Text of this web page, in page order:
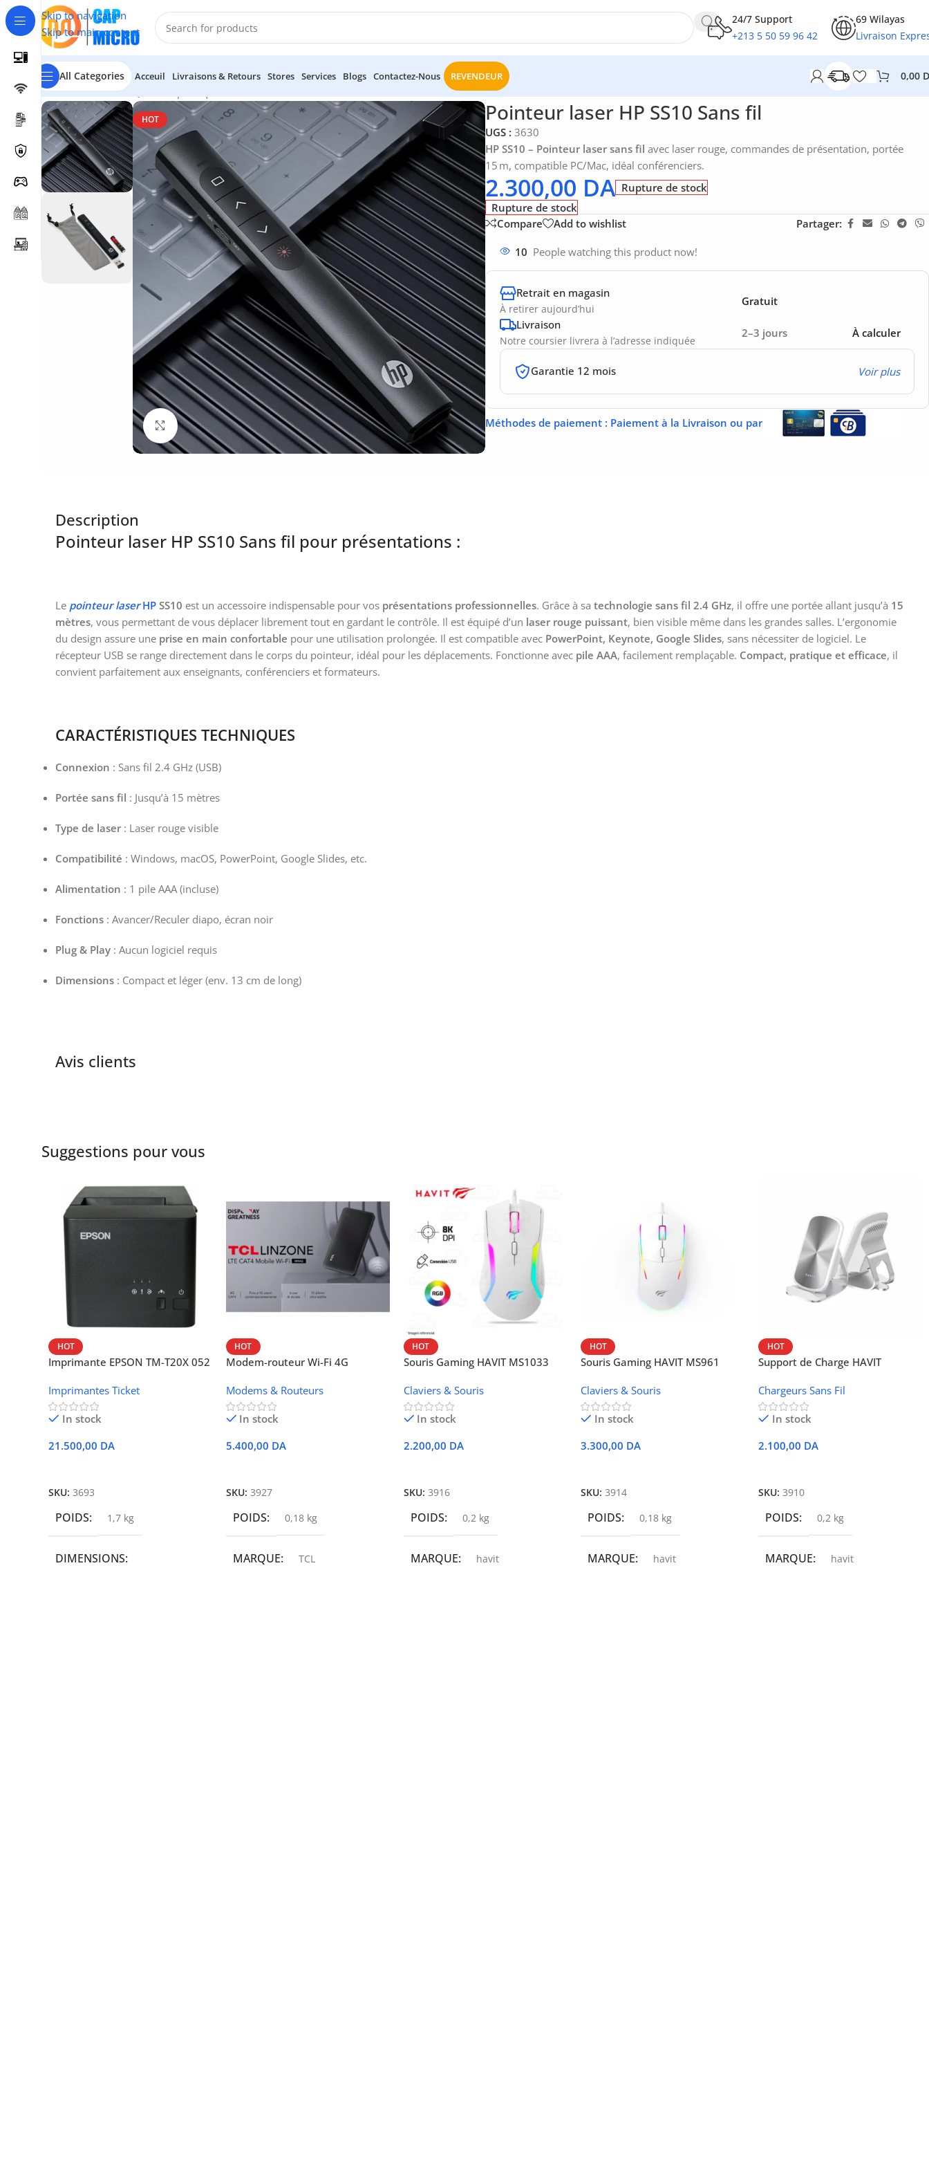
Skip to navigation
Skip to main content
24/7 Support
+213 5 50 59 96 42
69 Wilayas
Livraison
All Categories Acceuil Livraisons & Retours Stores Services Blogs Contactez-Nous REVENDEUR 0,00
Accueil/INFORMATIQUE Pointeur laser HP SS10 Sans fil
HOT
Click to enlarge
Pointeur laser HP SS10 Sans fil
UGS : 3630
HP SS10 – Pointeur laser sans fil avec laser rouge, commandes de présentation, portée
15 m, compatible PC/Mac, idéal conférenciers.
2.300,00 DA Rupture de stock
Rupture de stock
Compare
Add to wishlist Partager:
10 People watching this product now!
Retrait en magasin
À retirer aujourd’hui
Gratuit
Livraison
Notre coursier livrera à l’adresse indiquée
2–3 jours À calculer
Garantie 12 mois Voir plus
Méthodes de paiement : Paiement à la Livraison ou par
Description
Pointeur laser HP SS10 Sans fil pour présentations :
Le pointeur laser HP SS10 est un accessoire indispensable pour vos présentations professionnelles. Grâce à sa technologie sans fil 2.4 GHz, il offre une portée allant jusqu’à 15
mètres, vous permettant de vous déplacer librement tout en gardant le contrôle. Il est équipé d’un laser rouge puissant, bien visible même dans les grandes salles. L’ergonomie
du design assure une prise en main confortable pour une utilisation prolongée. Il est compatible avec PowerPoint, Keynote, Google Slides, sans nécessiter de logiciel. Le
récepteur USB se range directement dans le corps du pointeur, idéal pour les déplacements. Fonctionne avec pile AAA, facilement remplaçable. Compact, pratique et efficace, il
convient parfaitement aux enseignants, conférenciers et formateurs.
CARACTÉRISTIQUES TECHNIQUES
Connexion : Sans fil 2.4 GHz (USB)
Portée sans fil : Jusqu’à 15 mètres
Type de laser : Laser rouge visible
Compatibilité : Windows, macOS, PowerPoint, Google Slides, etc.
Alimentation : 1 pile AAA (incluse)
Fonctions : Avancer/Reculer diapo, écran noir
Plug & Play : Aucun logiciel requis
Dimensions : Compact et léger (env. 13 cm de long)
Avis clients
Suggestions pour vous
HOT
Imprimante EPSON TM-T20X 052
Imprimantes Ticket
In stock
21.500,00 DA
SKU: 3693
POIDS 1,7 kg
DIMENSIONS
HOT
Modem-routeur Wi-Fi 4G
Modems & Routeurs
In stock
5.400,00 DA
SKU: 3927
POIDS 0,18 kg
MARQUE TCL
HOT
Souris Gaming HAVIT MS1033
Claviers & Souris
In stock
2.200,00 DA
SKU: 3916
POIDS 0,2 kg
MARQUE havit
HOT
Souris Gaming HAVIT MS961
Claviers & Souris
In stock
3.300,00 DA
SKU:3914
POIDS 0,18 kg
MARQUE havit
HOT
Support de Charge HAVIT
Chargeurs Sans Fil
In stock
2.100,00 DA
SKU:3910
POIDS 0,2 kg
MARQUE havit